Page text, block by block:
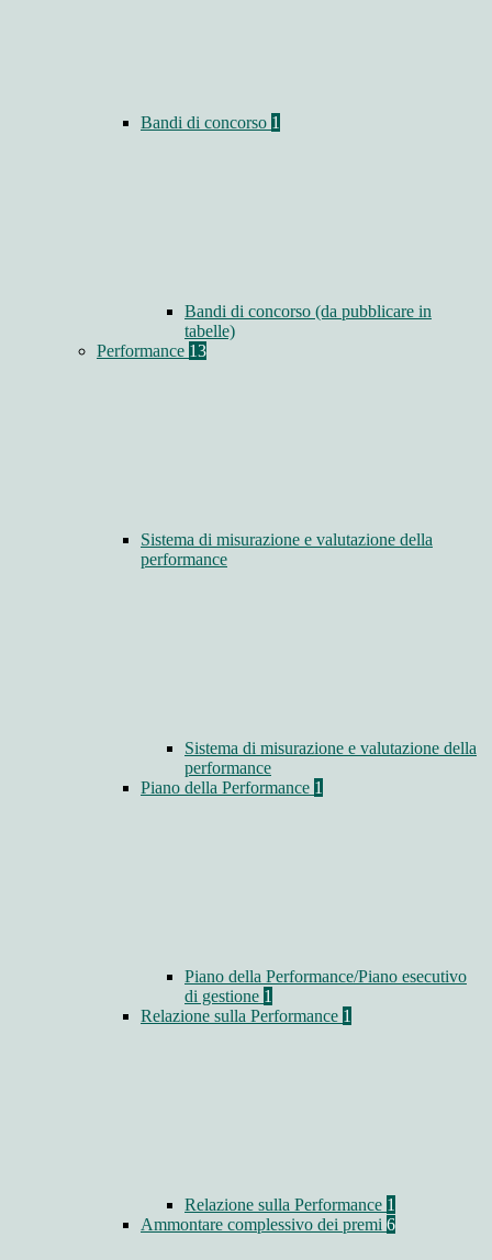
Bandi di concorso 1
Bandi di concorso (da pubblicare in
tabelle)
Performance 13
Sistema di misurazione e valutazione della
performance
Sistema di misurazione e valutazione della
performance
Piano della Performance 1
Piano della Performance/Piano esecutivo
di gestione 1
Relazione sulla Performance 1
Relazione sulla Performance 1
Ammontare complessivo dei premi 6